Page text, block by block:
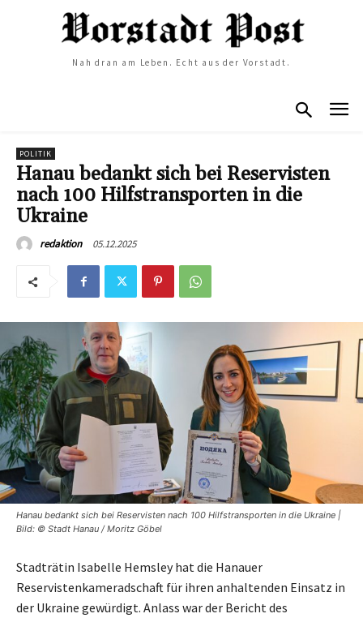
Nah dran am Leben. Echt aus der Vorstadt.
POLITIK
Hanau bedankt sich bei Reservisten
nach 100 Hilfstransporten in die
Ukraine
redaktion 05.12.2025
Hanau bedankt sich bei Reservisten nach 100 Hilfstransporten in die Ukraine |
Bild: © Stadt Hanau / Moritz Göbel
Stadträtin Isabelle Hemsley hat die Hanauer
Reservistenkameradschaft für ihren anhaltenden Einsatz in
der Ukraine gewürdigt. Anlass war der Bericht des